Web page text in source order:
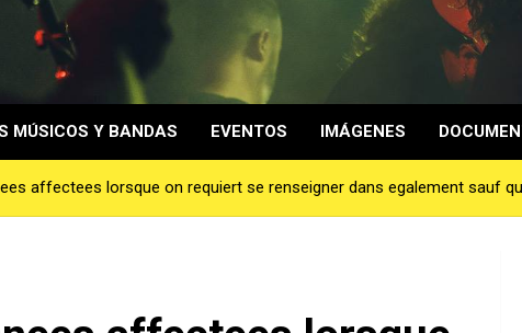
MÚSICOS Y BANDAS EVENTOS IMÁGENES
affectees lorsque on requiert se renseigner dans egalement sauf